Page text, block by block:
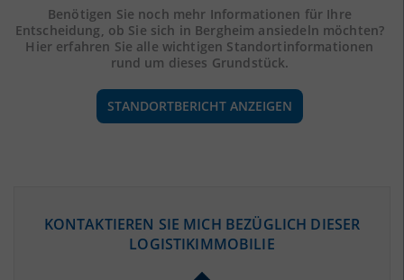
Benötigen Sie noch mehr Informationen für Ihre
Entscheidung, ob Sie sich in Bergheim ansiedeln möchten?
Hier erfahren Sie alle wichtigen Standortinformationen
rund um dieses Grundstück.
STANDORTBERICHT ANZEIGEN
(STAND: 12/2019)
KONTAKTIEREN SIE MICH BEZÜGLICH DIESER
LOGISTIKIMMOBILIE